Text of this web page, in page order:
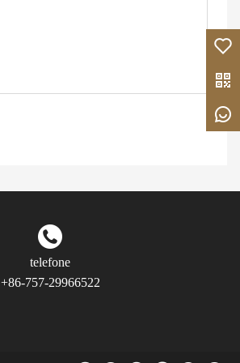
telefone
+86-757-29966522